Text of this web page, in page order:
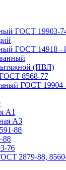
ГОСТ 19903-
ГОСТ 14918 -
(ПВЛ)
8568-77
ГОСТ
А1
А3
88
88
76
2879-88,